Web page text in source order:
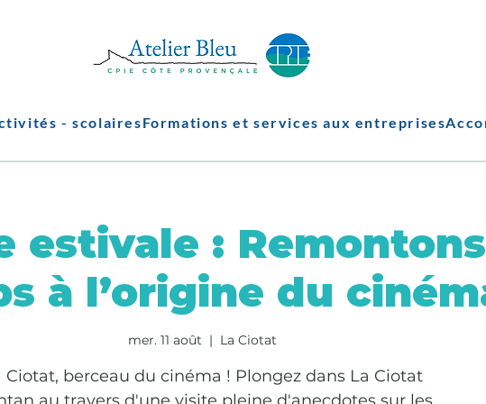
- scolairesFormations et services aux entreprises
estivale :
à l’origine du
mer. 11 août
  |
La Ciotat
Ciotat, berceau du cinéma ! Plongez dans La Ciotat